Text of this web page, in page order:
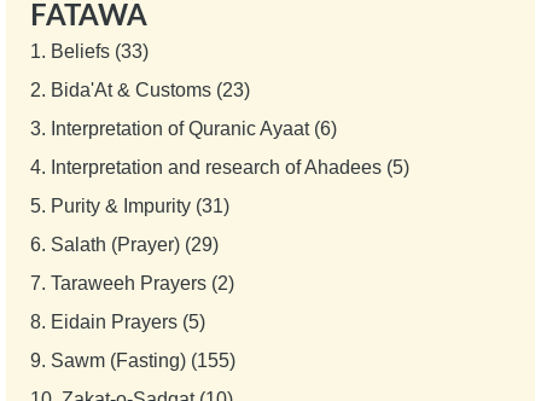
FATAWA
1. Beliefs (33)
2. Bida'At & Customs (23)
3. Interpretation of Quranic Ayaat (6)
4. Interpretation and research of Ahadees (5)
5. Purity & Impurity (31)
6. Salath (Prayer) (29)
7. Taraweeh Prayers (2)
8. Eidain Prayers (5)
9. Sawm (Fasting) (155)